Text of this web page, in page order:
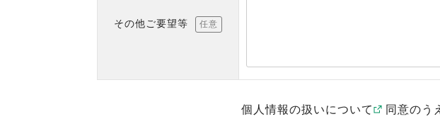
その他ご要望等 任意
個人情報の扱いについて 同意のう